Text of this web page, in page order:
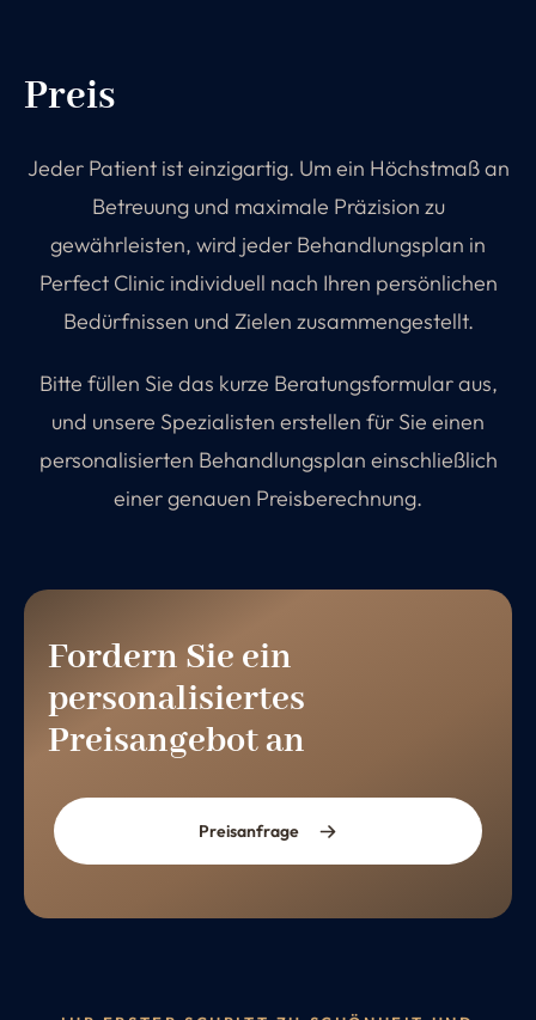
Preis
Jeder Patient ist einzigartig. Um ein Höchstmaß an
Betreuung und maximale Präzision zu
gewährleisten, wird jeder Behandlungsplan in
Perfect Clinic individuell nach Ihren persönlichen
Bedürfnissen und Zielen zusammengestellt.
Bitte füllen Sie das kurze Beratungsformular aus,
und unsere Spezialisten erstellen für Sie einen
personalisierten Behandlungsplan einschließlich
einer genauen Preisberechnung.
Fordern Sie ein
personalisiertes
Preisangebot an
Preisanfrage